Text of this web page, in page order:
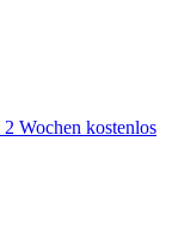
2 Wochen kostenlos